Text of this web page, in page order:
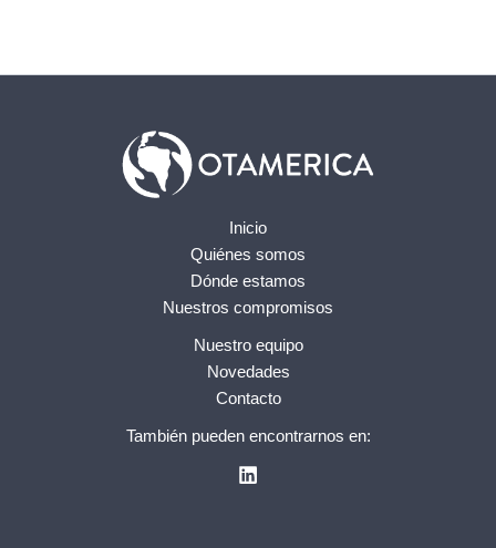
Inicio
Quiénes somos
Dónde estamos
Nuestros compromisos
Nuestro equipo
Novedades
Contacto
También pueden encontrarnos en: